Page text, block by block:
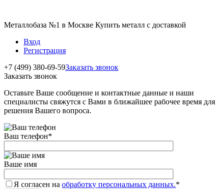
Металлобаза №1 в Москве Купить металл с доставкой
Вход
Регистрация
+7 (499) 380-69-59Заказать звонок
Заказать звонок
Оставьте Ваше сообщение и контактные данные и наши
специалисты свяжутся с Вами в ближайшее рабочее время для
решения Вашего вопроса.
Ваш телефон*
Ваше имя
Я согласен на обработку персональных данных.*